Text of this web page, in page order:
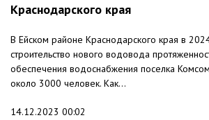
Краснодарского края
В Ейском районе Краснодарского края в
строительство нового водовода
обеспечения водоснабжения поселка
около 3000 человек. Как...
14.12.2023 00:02